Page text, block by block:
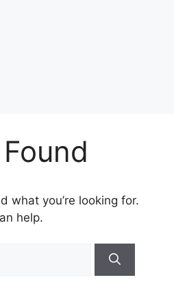
what you’re looking for.
help.